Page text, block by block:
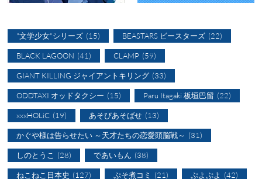
"文学少女"シリーズ (15) BEASTARS ビースターズ (22)
BLACK LAGOON (41) CLAMP (59)
GIANT KILLING ジャイアントキリング (33)
ODDTAXI オッドタクシー (15) Paru Itagaki 板垣巴留 (22)
xxxHOLiC (19) あそびあそばせ (13)
かぐや様は告らせたい ～天才たちの恋愛頭脳戦～ (31)
しのとうこ (28) であいもん (38)
ねこねこ日本史 (127) ぷそ煮コミ (21) ぷよぷよ (42)